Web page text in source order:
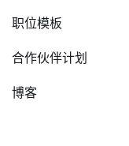
职位模板
合作伙伴计划
博客